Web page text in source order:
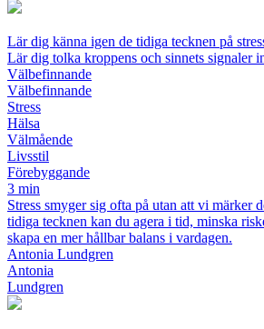
Lär dig känna igen de tidiga tecknen på
Lär dig tolka kroppens och sinnets signaler
Välbefinnande
Välbefinnande
Stress
Hälsa
Välmående
Livsstil
Förebyggande
3 min
Stress smyger sig ofta på utan att vi märker
tidiga tecknen kan du agera i tid, minska
skapa en mer hållbar balans i vardagen.
Antonia Lundgren
Antonia
Lundgren